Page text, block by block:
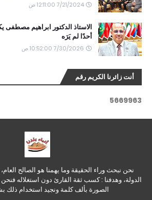
7/21/2024 12:11:00 ص
الاستاذ الدكتور ابراهيم
أحدًا لم يَرَه
7/30/2026 10:52:00 ص
أنت زائرنا الكريم رقم
5669963
نحن نبحث وراء الحقيقة وما يهمنا هو الصالح
الدولة، وهدفنا : كسب ثقة القارئ دون استغلاله فنحن
الصورة بألف كلمة ونجيد استخدام ذلك